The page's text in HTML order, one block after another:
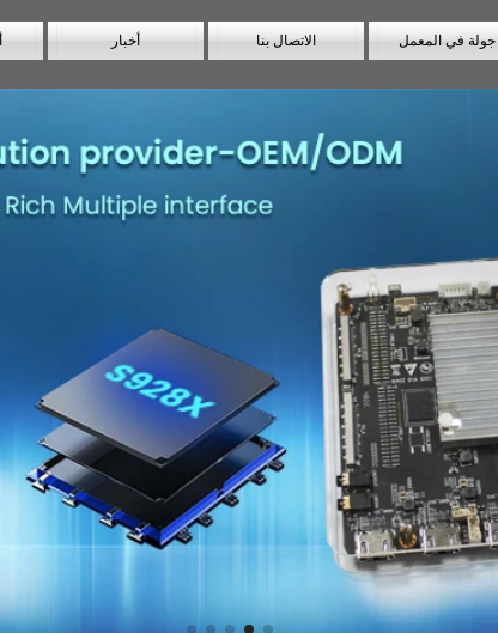
جولة في المعمل الاتصال بنا أخبار